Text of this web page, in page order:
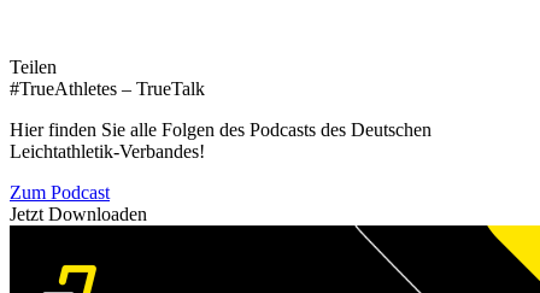
Teilen
#TrueAthletes – TrueTalk
Hier finden Sie alle Folgen des Podcasts des Deutschen
Leichtathletik-Verbandes!
Zum Podcast
Jetzt Downloaden